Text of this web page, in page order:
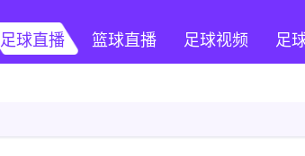
足球直播 篮球直播 足球视频 足